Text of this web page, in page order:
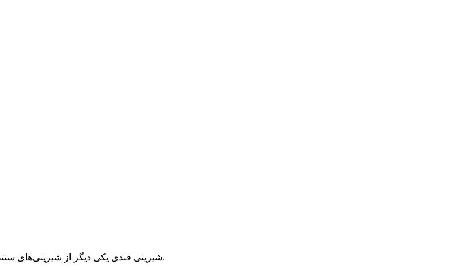
شیرینی قندی یکی دیگر از شیرینی‌های سنتی ایرانی مخصوص عید نوروز ، با آشپزترین همراه باشید.